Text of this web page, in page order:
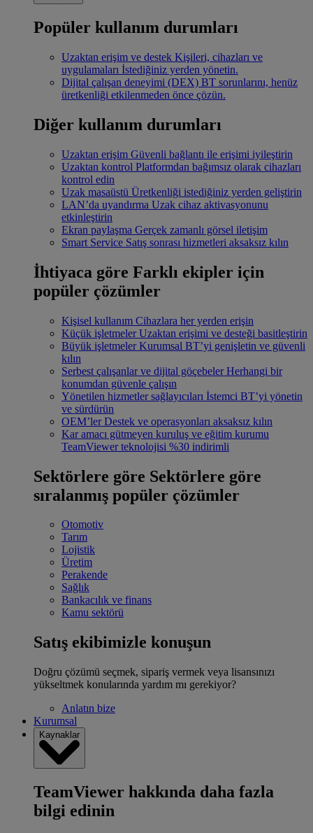
Popüler kullanım durumları
Uzaktan erişim ve destek Kişileri, cihazları ve
uygulamaları İstediğiniz yerden yönetin.
Dijital çalışan deneyimi (DEX) BT sorunlarını, henüz
üretkenliği etkilenmeden önce çözün.
Diğer kullanım durumları
Uzaktan erişim Güvenli bağlantı ile erişimi iyileştirin
Uzaktan kontrol Platformdan bağımsız olarak cihazları
kontrol edin
Uzak masaüstü Üretkenliği istediğiniz yerden geliştirin
LAN’da uyandırma Uzak cihaz aktivasyonunu
etkinleştirin
Ekran paylaşma Gerçek zamanlı görsel iletişim
Smart Service Satış sonrası hizmetleri aksaksız kılın
İhtiyaca göre Farklı ekipler için
popüler çözümler
Kişisel kullanım Cihazlara her yerden erişin
Küçük işletmeler Uzaktan erişimi ve desteği basitleştirin
Büyük işletmeler Kurumsal BT’yi genişletin ve güvenli
kılın
Serbest çalışanlar ve dijital göçebeler Herhangi bir
konumdan güvenle çalışın
Yönetilen hizmetler sağlayıcıları İstemci BT’yi yönetin
ve sürdürün
OEM’ler Destek ve operasyonları aksaksız kılın
Kar amacı gütmeyen kuruluş ve eğitim kurumu
TeamViewer teknolojisi %30 indirimli
Sektörlere göre Sektörlere göre
sıralanmış popüler çözümler
Otomotiv
Tarım
Lojistik
Üretim
Perakende
Sağlık
Bankacılık ve finans
Kamu sektörü
Satış ekibimizle konuşun
Doğru çözümü seçmek, sipariş vermek veya lisansınızı
yükseltmek konularında yardım mı gerekiyor?
Anlatın bize
Kurumsal
Kaynaklar
TeamViewer hakkında daha fazla
bilgi edinin